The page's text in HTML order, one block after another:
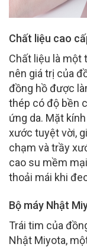
Chất liệu cao
Chất liệu là một
nên giá trị của
đồng hồ được
thép có độ bền
ứng da. Mặt
xước tuyệt vời,
chạm và trầy
cao su mềm
thoải mái khi
Bộ máy Nhật
Trái tim của
Nhật Miyota,